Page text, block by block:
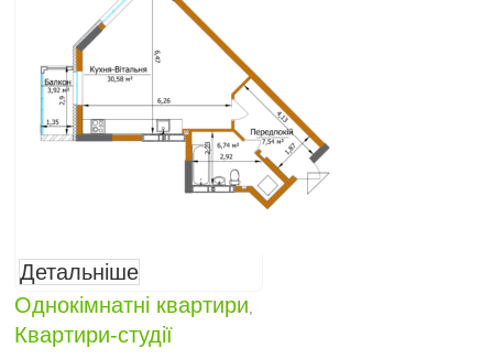
Детальніше
Однокімнатні квартири,
Квартири-студії